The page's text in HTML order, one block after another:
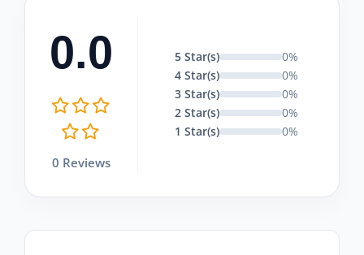
0.0
0 Reviews
5 Star(s)
0%
4 Star(s)
0%
3 Star(s)
0%
2 Star(s)
0%
1 Star(s)
0%